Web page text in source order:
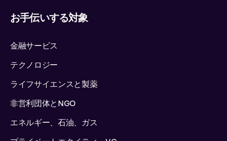
お手伝いする対象
金融サービス
テクノロジー
ライフサイエンスと製薬
非営利団体とNGO
エネルギー、石油、ガス